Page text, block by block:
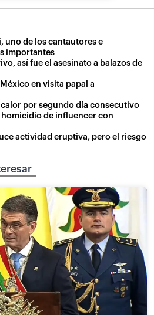
uno de los cantautores e
importantes
así fue el asesinato a balazos de
en visita papal a
por segundo día consecutivo
de influencer con
actividad eruptiva, pero el riesgo